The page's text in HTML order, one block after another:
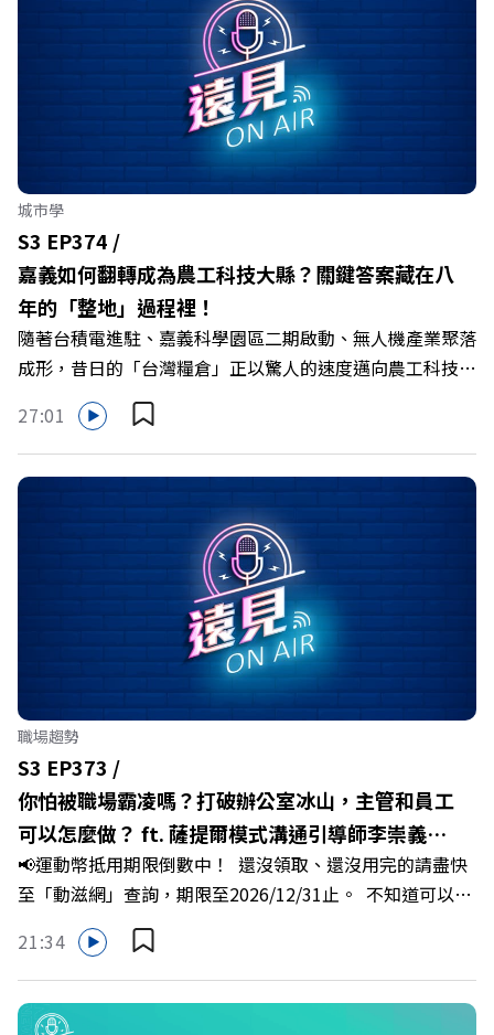
城市學
S3 EP374 /
嘉義如何翻轉成為農工科技大縣？關鍵答案藏在八
年的「整地」過程裡！
隨著台積電進駐、嘉義科學園區二期啟動、無人機產業聚落
成形，昔日的「台灣糧倉」正以驚人的速度邁向農工科技大
縣。在智慧農業、精品農產與「嘉義優鮮」品牌同步升級的
推動下，嘉義縣政府成功打破過往傳統農業縣的侷限，讓返
鄉子弟不僅能「回得來、留得下、活得好」，更為地方累積
迎向黃金十年的發展動能。 本集《遠見ON AIR》邀請嘉義
縣長翁章梁、立法委員蔡易餘、財信傳媒集團董事長謝金
河、紙風車劇團創辦人李永豐、以及嘉義縣人力發展所所長
許喻理。帶你深入剖析《嘉義被看見了》書中收錄的八年轉
型故事，讀懂這段洗天換地的歷程，並共同看見下一個黃金
十年的發展藍圖！ 🔺翁章梁縣長如何攜手團隊，在大牌林
立的科技版圖中搶先卡位亞創中心？🔺品牌如何雙重升級，
化傳統作物為高價值的精品品牌？🔺如何將自身的失敗學，
轉化為凝聚團隊與縣民認同感的力量？🔺在迎向黃金十年的
新局下，嘉義如何打造子弟能安心安居的未來？ 主持人／
遠見雜誌副社長兼遠見智庫總編輯 李建興 與談人／嘉義縣
縣長 翁章梁、立法委員 蔡易餘、財信傳媒集團董事長 謝金
河、紙風車劇團創辦人 李永豐、嘉義縣人力發展所所長 許
喻理+++++🎂歡慶遠見40歲生日！手速搶下破天荒的獨家
優惠>>>https://gvmkt.pse.is/9e5pbz✨關注《遠見》更多
的社群：LINE：https://reurl.cc/A4ELQpIG：
https://bit.ly/3AjBWNVYT：https://bit.ly/38jNi9k
27:01
職場趨勢
S3 EP373 /
你怕被職場霸凌嗎？打破辦公室冰山，主管和員工
可以怎麼做？ ft. 薩提爾模式溝通引導師李崇義、
謝佳芸
📢運動幣抵用期限倒數中！ 還沒領取、還沒用完的請盡快
至「動滋網」查詢，期限至2026/12/31止。 不知道可以在
哪裡使用嗎？ 上「動滋網」【合作店家】專區，全台五千
多家合作業者任你選，馬上來找適用地點！ ➡️
https://fstry.pse.is/9epct2 —— 以上為 FMTaiwan 與
Firstory Podcast 廣告 —— 你常在職場中感到焦慮、害怕
21:34